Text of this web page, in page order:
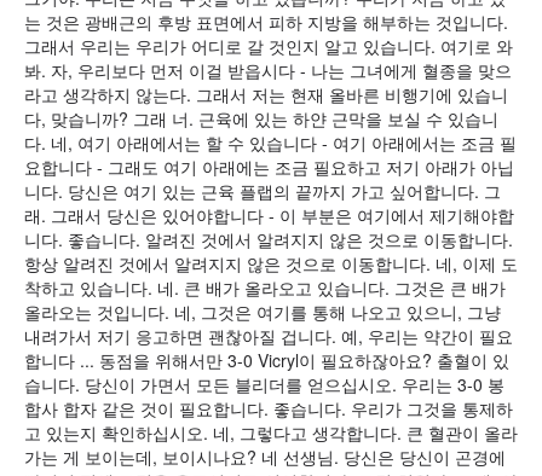
는 것은 광배근의 후방 표면에서 피하 지방을 해부하는 것입니다.
그래서 우리는 우리가 어디로 갈 것인지 알고 있습니다. 여기로 와
봐. 자, 우리보다 먼저 이걸 받읍시다 - 나는 그녀에게 혈종을 맞으
라고 생각하지 않는다. 그래서 저는 현재 올바른 비행기에 있습니
다, 맞습니까? 그래 너. 근육에 있는 하얀 근막을 보실 수 있습니
다. 네, 여기 아래에서는 할 수 있습니다 - 여기 아래에서는 조금 필
요합니다 - 그래도 여기 아래에는 조금 필요하고 저기 아래가 아닙
니다. 당신은 여기 있는 근육 플랩의 끝까지 가고 싶어합니다. 그
래. 그래서 당신은 있어야합니다 - 이 부분은 여기에서 제기해야합
니다. 좋습니다. 알려진 것에서 알려지지 않은 것으로 이동합니다.
항상 알려진 것에서 알려지지 않은 것으로 이동합니다. 네, 이제 도
착하고 있습니다. 네. 큰 배가 올라오고 있습니다. 그것은 큰 배가
올라오는 것입니다. 네, 그것은 여기를 통해 나오고 있으니, 그냥
내려가서 저기 응고하면 괜찮아질 겁니다. 예, 우리는 약간이 필요
합니다 ... 동점을 위해서만 3-0 Vicryl이 필요하잖아요? 출혈이 있
습니다. 당신이 가면서 모든 블리더를 얻으십시오. 우리는 3-0 봉
합사 합자 같은 것이 필요합니다. 좋습니다. 우리가 그것을 통제하
고 있는지 확인하십시오. 네, 그렇다고 생각합니다. 큰 혈관이 올라
가는 게 보이는데, 보이시나요? 네 선생님. 당신은 당신이 곤경에